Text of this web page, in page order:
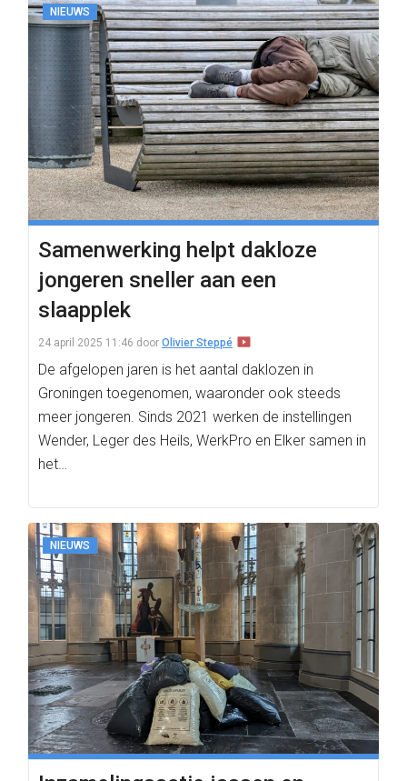
NIEUWS
Samenwerking helpt dakloze
jongeren sneller aan een
slaapplek
24 april 2025 11:46 door Olivier Steppé
De afgelopen jaren is het aantal daklozen in
Groningen toegenomen, waaronder ook steeds
meer jongeren. Sinds 2021 werken de instellingen
Wender, Leger des Heils, WerkPro en Elker samen in
het…
NIEUWS